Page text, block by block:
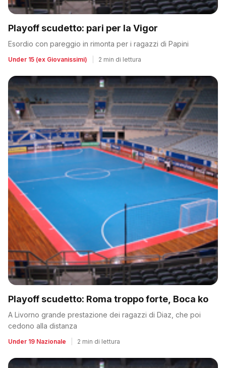
Playoff scudetto: pari per la Vigor
Esordio con pareggio in rimonta per i ragazzi di Papini
Under 15 (ex Giovanissimi) 2 min di lettura
Playoff scudetto: Roma troppo forte, Boca ko
A Livorno grande prestazione dei ragazzi di Diaz, che poi
cedono alla distanza
Under 19 Nazionale 2 min di lettura